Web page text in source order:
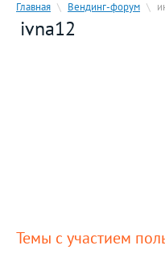
Главная \ Вендинг-форум \
ivna12
Темы с участием